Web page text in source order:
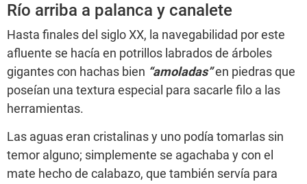
Río arriba a palanca y canalete
Hasta finales del siglo XX, la navegabilidad por este
afluente se hacía en potrillos labrados de árboles
gigantes con hachas bien “amoladas”en piedras que
poseían una textura especial para sacarle filo a las
herramientas.
Las aguas eran cristalinas y uno podía tomarlas sin
temor alguno; simplemente se agachaba y con el
mate hecho de calabazo, que también servía para